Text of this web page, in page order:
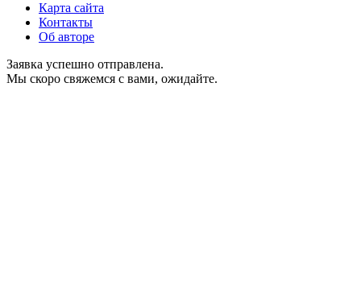
Карта сайта
Контакты
Об авторе
Заявка успешно отправлена.
Мы скоро свяжемся с вами, ожидайте.